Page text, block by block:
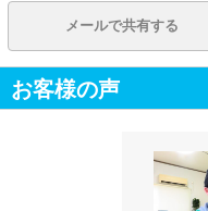
メールで共有する
お客様の声